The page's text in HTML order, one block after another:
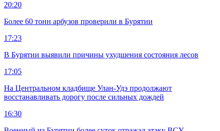
20:20
Более 60 тонн арбузов проверили в Бурятии
17:23
В Бурятии выявили причины ухудшения состояния лесов
17:05
На Центральном кладбище Улан-Удэ продолжают
восстанавливать дорогу после сильных дождей
16:30